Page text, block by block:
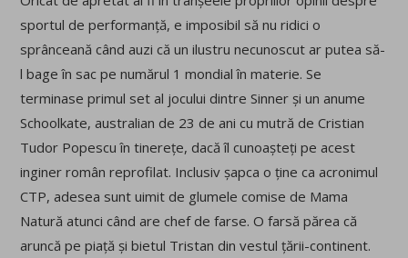
sportul de performanță, e imposibil să nu ridici o
sprânceană când auzi că un ilustru necunoscut ar putea să-
l bage în sac pe numărul 1 mondial în materie. Se
terminase primul set al jocului dintre Sinner și un anume
Schoolkate, australian de 23 de ani cu mutră de Cristian
Tudor Popescu în tinerețe, dacă îl cunoașteți pe acest
inginer român reprofilat. Inclusiv șapca o ține ca acronimul
CTP, adesea sunt uimit de glumele comise de Mama
Natură atunci când are chef de farse. O farsă părea că
aruncă pe piață și bietul Tristan din vestul țării-continent.